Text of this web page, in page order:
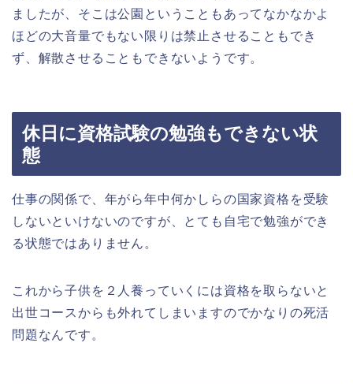
ましたが、そこは公園ということもあってなかなかよ
ほどの大音量でもない限りは禁止させることもでき
ず、解散させることもできないようです。
休日に資格試験の勉強もできない状
態
仕事の関係で、年がら年中何かしらの国家資格を受験
しないといけないのですが、とても自宅で勉強ができ
る状態ではありません。
これから子供を２人養っていくには資格を取らないと
出世コースからも外れてしまいますのでかなりの死活
問題なんです。